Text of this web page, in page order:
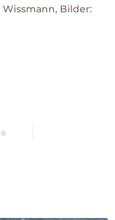
Für
Wissmann, Bilder: